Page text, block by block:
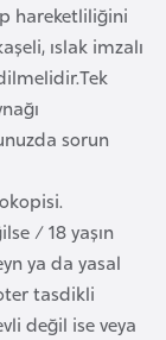
hareketliliğini
ıslak imzalı
sorun
/ 18 yaşın
ya da yasal
tasdikli
değil ise veya